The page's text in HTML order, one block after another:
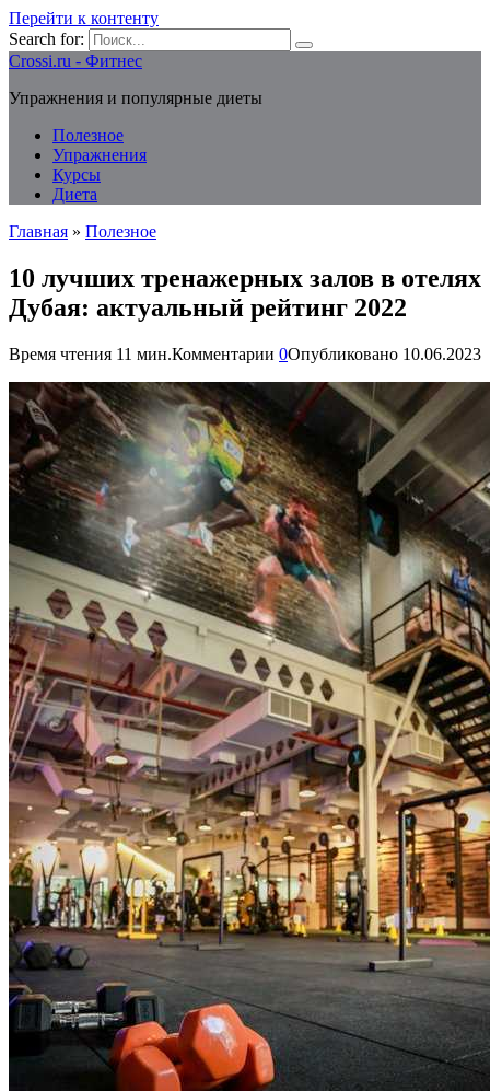
Перейти к контенту
Search for:
Crossi.ru - Фитнес
Упражнения и популярные диеты
Полезное
Упражнения
Курсы
Диета
Главная » Полезное
10 лучших тренажерных залов в отелях
Дубая: актуальный рейтинг 2022
Время чтения 11 мин.Комментарии 0Опубликовано 10.06.2023